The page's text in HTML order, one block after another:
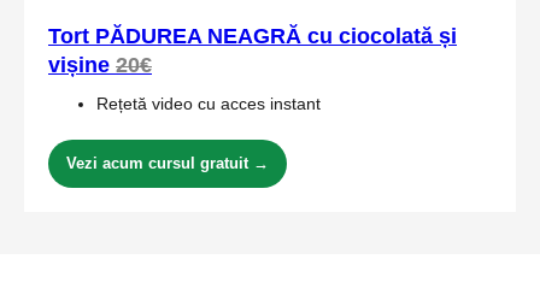
Tort PĂDUREA NEAGRĂ cu ciocolată și
vișine 20€
Rețetă video cu acces instant
Vezi acum cursul gratuit →